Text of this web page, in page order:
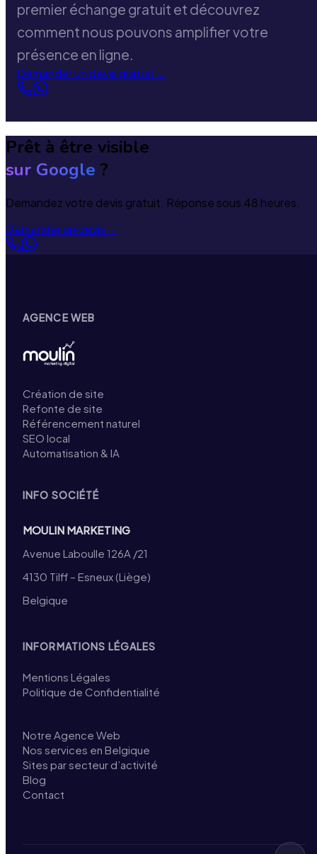
premier échange gratuit et découvrez
comment nous pouvons amplifier votre
présence en ligne.
Demander un devis gratuit→
Prêt à être visible
sur Google ?
Demandez votre devis gratuit. Réponse sous 48 heures.
Demander un devis→
AGENCE WEB
Création de site
Refonte de site
Référencement naturel
SEO local
Automatisation & IA
INFO SOCIÉTÉ
MOULIN MARKETING
Avenue Laboulle 126A /21
4130 Tilff – Esneux (Liège)
Belgique
INFORMATIONS LÉGALES
Mentions Légales
Politique de Confidentialité
Notre Agence Web
Nos services en Belgique
Sites par secteur d’activité
Blog
Contact